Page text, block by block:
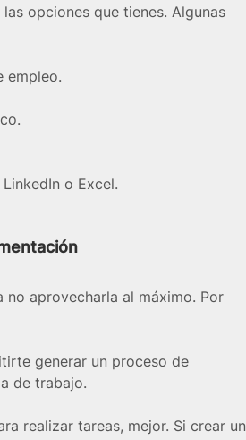
opciones que tienes. Algunas
empleo.
o Excel.
aprovecharla al máximo. Por
generar un proceso de
de trabajo.
realizar tareas, mejor. Si crear un